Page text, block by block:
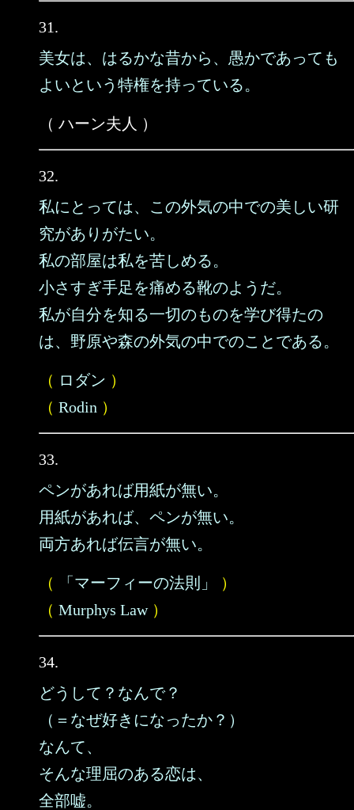
31.
美女は、はるかな昔から、愚かであっても
よいという特権を持っている。
（ ハーン夫人 ）
32.
私にとっては、この外気の中での美しい研
究がありがたい。
私の部屋は私を苦しめる。
小さすぎ手足を痛める靴のようだ。
私が自分を知る一切のものを学び得たの
は、野原や森の外気の中でのことである。
（ ロダン ）
（ Rodin ）
33.
ペンがあれば用紙が無い。
用紙があれば、ペンが無い。
両方あれば伝言が無い。
（ 「マーフィーの法則」
）
（ Murphys Law）
34.
どうして？なんで？
（＝なぜ好きになったか？）
なんて、
そんな理屈のある恋は、
全部嘘。